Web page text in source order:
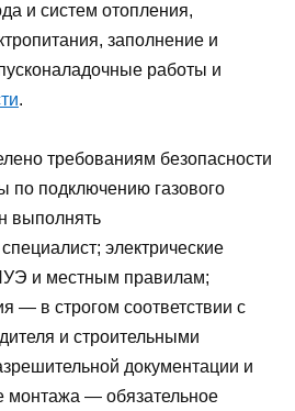
и систем отопления,
заполнение и
работы и
.
требованиям безопасности
по подключению газового
выполнять
электрические
и местным правилам;
— в строгом соответствии с
и строительными
документации и
монтажа — обязательное